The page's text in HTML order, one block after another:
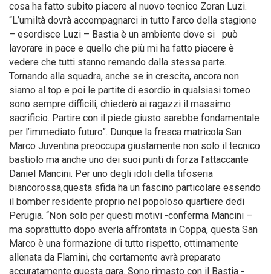
cosa ha fatto subito piacere al nuovo tecnico Zoran Luzi.
“L’umiltà dovrà accompagnarci in tutto l’arco della stagione
– esordisce Luzi – Bastia è un ambiente dove si può
lavorare in pace e quello che più mi ha fatto piacere è
vedere che tutti stanno remando dalla stessa parte.
Tornando alla squadra, anche se in crescita, ancora non
siamo al top e poi le partite di esordio in qualsiasi torneo
sono sempre difficili, chiederò ai ragazzi il massimo
sacrificio. Partire con il piede giusto sarebbe fondamentale
per l’immediato futuro”. Dunque la fresca matricola San
Marco Juventina preoccupa giustamente non solo il tecnico
bastiolo ma anche uno dei suoi punti di forza l’attaccante
Daniel Mancini. Per uno degli idoli della tifoseria
biancorossa,questa sfida ha un fascino particolare essendo
il bomber residente proprio nel popoloso quartiere dedi
Perugia. “Non solo per questi motivi -conferma Mancini –
ma soprattutto dopo averla affrontata in Coppa, questa San
Marco è una formazione di tutto rispetto, ottimamente
allenata da Flamini, che certamente avrà preparato
accuratamente questa gara. Sono rimasto con il Bastia -